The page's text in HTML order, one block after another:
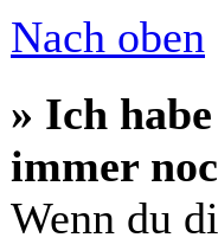
Nach oben
» Ich
immer
Wenn du